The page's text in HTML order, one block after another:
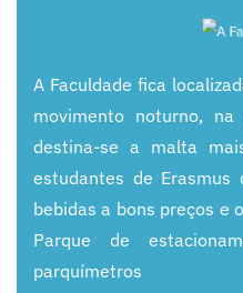
A Faculdade fica
movimento noturno,
destina-se a malta
estudantes de Erasmus
bebidas a bons preços e
Parque de
parquímetros